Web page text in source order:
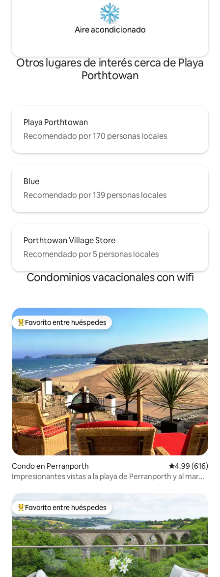
Aire acondicionado
Otros lugares de interés cerca de Playa
Porthtowan
Playa Porthtowan
Recomendado por 170 personas locales
Blue
Recomendado por 139 personas locales
Porthtowan Village Store
Recomendado por 5 personas locales
Condominios vacacionales con wifi
Favorito entre huéspedes preferido
Favorito entre huéspedes
Condo en Perranporth Calificación
4.99 (616)
Impresionantes vistas a la playa de Perranporth y al mar
Favorito entre huéspedes preferido
Favorito entre huéspedes